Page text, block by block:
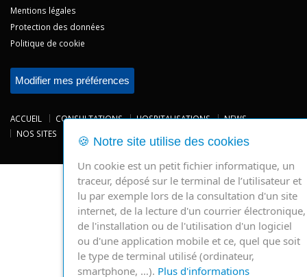
Mentions légales
Protection des données
Politique de cookie
Modifier mes préférences
ACCUEIL CONSULTATIONS HOSPITALISATIONS
NEWS
NOS SITES
Powered byIMUSTBE -ESI Informatique
🍪 Notre site utilise des cookies
Un cookie est un petit fichier informatique, un
traceur, déposé sur le terminal de l’utilisateur et
lu par exemple lors de la consultation d'un site
internet, de la lecture d'un courrier électronique,
de l'installation ou de l'utilisation d'un logiciel
ou d'une application mobile et ce, quel que soit
le type de terminal utilisé (ordinateur,
smartphone, …). Plus d'informations